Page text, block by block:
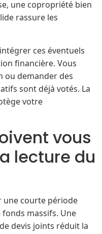
une copropriété bien
rassure les
ces éventuels
financière. Vous
ou demander des
sont déjà votés. La
votre
vous
lecture du
une courte période
fonds massifs. Une
devis joints réduit la